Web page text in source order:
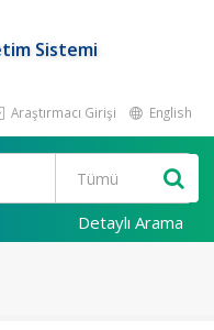
Sistemi
Araştırmacı Girişi English
Detaylı Arama